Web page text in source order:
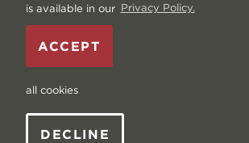
is available in our Privacy Policy.
DECLINE
ACCEPT
all cookies
Tekijänoikeus © Livonia Print Oy.